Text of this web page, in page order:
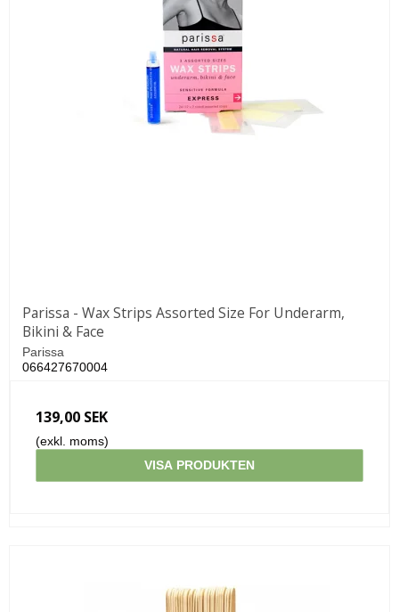
Parissa - Wax Strips Assorted Size For Underarm,
Bikini & Face
Parissa
066427670004
139,00 SEK
(exkl. moms)
VISA PRODUKTEN